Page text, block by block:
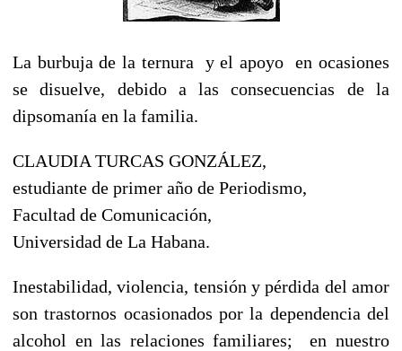
La burbuja de la ternura y el apoyo en ocasiones
se disuelve, debido a las consecuencias de la
dipsomanía en la familia.
CLAUDIA TURCAS GONZÁLEZ,
estudiante de primer año de Periodismo,
Facultad de Comunicación,
Universidad de La Habana.
Inestabilidad, violencia, tensión y pérdida del amor
son trastornos ocasionados por la dependencia del
alcohol en las relaciones familiares; en nuestro